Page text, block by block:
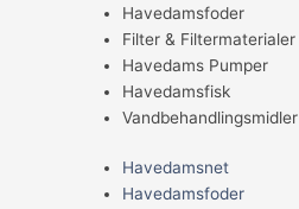
Havedamsfoder
Filter & Filtermaterialer
Havedams Pumper
Havedamsfisk
Vandbehandlingsmidler
Havedamsnet
Havedamsfoder